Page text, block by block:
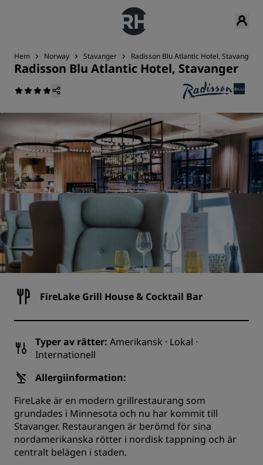
Hem Norway Stavanger Radisson Blu Atlantic Hotel, Stavanger
Radisson Blu Atlantic Hotel, Stavanger
FireLake Grill House & Cocktail Bar
Typer av rätter: Amerikansk · Lokal ·
Internationell
Allergiinformation:
FireLake är en modern grillrestaurang som
grundades i Minnesota och nu har kommit till
Stavanger. Restaurangen är berömd för sina
nordamerikanska rötter i nordisk tappning och är
centralt belägen i staden.